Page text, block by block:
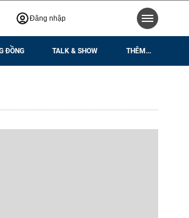
Đăng nhập
ĐỒNG TALK & SHOW THÊM...